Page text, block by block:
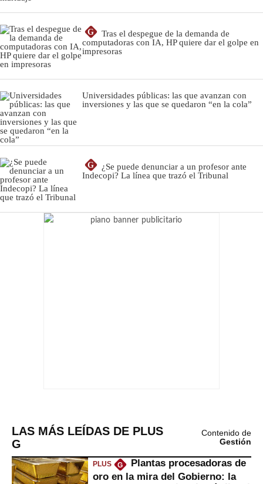
G
Tras el despegue de la demanda de
computadoras con IA, HP quiere dar el golpe en
impresoras
Universidades públicas: las que avanzan con
inversiones y las que se quedaron “en la cola”
G
¿Se puede denunciar a un profesor ante
Indecopi? La línea que trazó el Tribunal
LAS MÁS LEÍDAS DE PLUS
G
Contenido de
Gestión
PLUS G
Plantas procesadoras de
oro en la mira del Gobierno: la